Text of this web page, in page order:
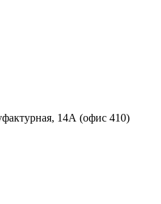
14А (офис 410)